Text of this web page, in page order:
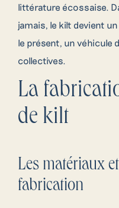
littérature écossaise.
jamais, le kilt devient
le présent, un véhicule
collectives.
La
de kilt
Les matériaux
fabrication